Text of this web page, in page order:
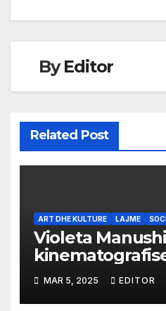
ByEditor
Related Post
ART DHE KULTURE LAJME
Violeta
MAR 5, 2025 EDITOR